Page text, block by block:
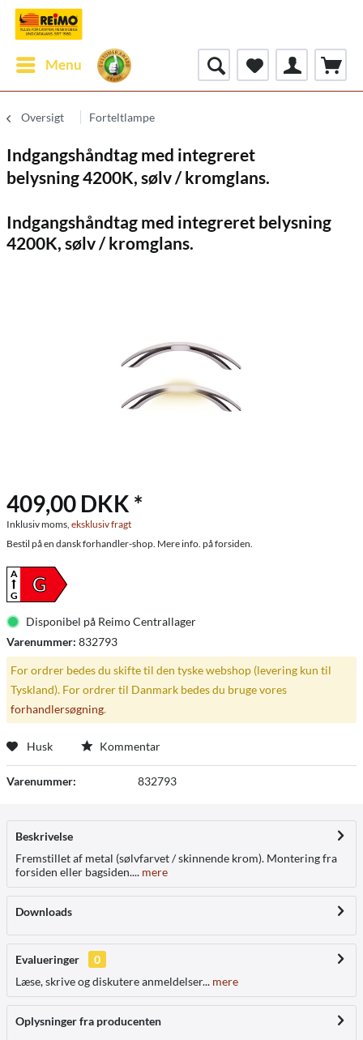
Menu
Oversigt Forteltlampe
Indgangshåndtag med integreret
belysning 4200K, sølv / kromglans.
Indgangshåndtag med integreret belysning
4200K, sølv / kromglans.
409,00 DKK *
Inklusiv moms, eksklusiv fragt
Bestil på en dansk forhandler-shop. Mere info. på forsiden.
G
A
G
Disponibel på Reimo Centrallager
Varenummer: 832793
For ordrer bedes du skifte til den tyske webshop (levering kun til
Tyskland). For ordrer til Danmark bedes du bruge vores
forhandlersøgning.
Husk Kommentar
Varenummer: 832793
Beskrivelse
Fremstillet af metal (sølvfarvet / skinnende krom). Montering fra
forsiden eller bagsiden.... mere
Downloads
Evalueringer
0
Læse, skrive og diskutere anmeldelser... mere
Oplysninger fra producenten